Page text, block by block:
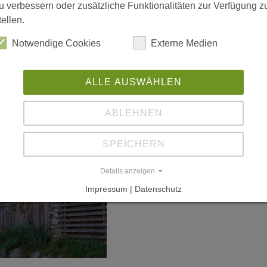
verbessern oder zusätzliche Funktionalitäten zur Verfügung
Notwendige Cookies Externe Medien
ALLE AUSWÄHLEN
ABLEHNEN
SPEICHERN
Details anzeigen
Impressum | Datenschutz